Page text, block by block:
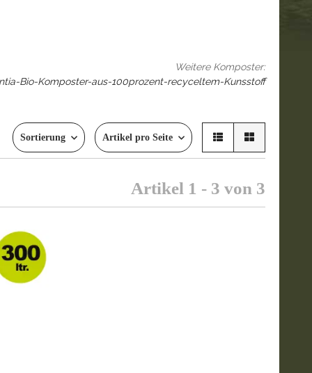
Weitere Komposter:
Bio-Komposter-aus-100prozent-recyceltem-Kunsstoff
Sortierung Artikel pro Seite
Artikel 1 - 3 von 3